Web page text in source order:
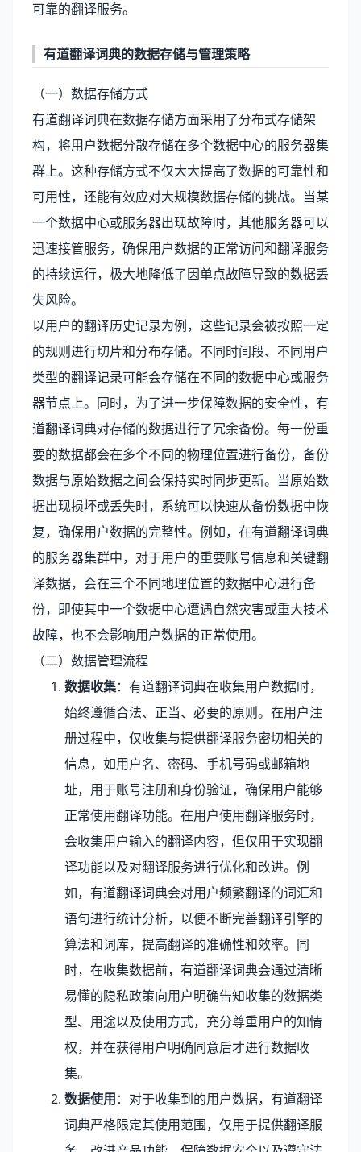
可靠的翻译服务。
有道翻译词典的数据存储与管理策略
（一）数据存储方式
有道翻译词典在数据存储方面采用了分布式存储架
构，将用户数据分散存储在多个数据中心的服务器集
群上。这种存储方式不仅大大提高了数据的可靠性和
可用性，还能有效应对大规模数据存储的挑战。当某
一个数据中心或服务器出现故障时，其他服务器可以
迅速接管服务，确保用户数据的正常访问和翻译服务
的持续运行，极大地降低了因单点故障导致的数据丢
失风险。
以用户的翻译历史记录为例，这些记录会被按照一定
的规则进行切片和分布存储。不同时间段、不同用户
类型的翻译记录可能会存储在不同的数据中心或服务
器节点上。同时，为了进一步保障数据的安全性，有
道翻译词典对存储的数据进行了冗余备份。每一份重
要的数据都会在多个不同的物理位置进行备份，备份
数据与原始数据之间会保持实时同步更新。当原始数
据出现损坏或丢失时，系统可以快速从备份数据中恢
复，确保用户数据的完整性。例如，在有道翻译词典
的服务器集群中，对于用户的重要账号信息和关键翻
译数据，会在三个不同地理位置的数据中心进行备
份，即使其中一个数据中心遭遇自然灾害或重大技术
故障，也不会影响用户数据的正常使用。
（二）数据管理流程
数据收集：有道翻译词典在收集用户数据时，
始终遵循合法、正当、必要的原则。在用户注
册过程中，仅收集与提供翻译服务密切相关的
信息，如用户名、密码、手机号码或邮箱地
址，用于账号注册和身份验证，确保用户能够
正常使用翻译功能。在用户使用翻译服务时，
会收集用户输入的翻译内容，但仅用于实现翻
译功能以及对翻译服务进行优化和改进。例
如，有道翻译词典会对用户频繁翻译的词汇和
语句进行统计分析，以便不断完善翻译引擎的
算法和词库，提高翻译的准确性和效率。同
时，在收集数据前，有道翻译词典会通过清晰
易懂的隐私政策向用户明确告知收集的数据类
型、用途以及使用方式，充分尊重用户的知情
权，并在获得用户明确同意后才进行数据收
集。
数据使用：对于收集到的用户数据，有道翻译
词典严格限定其使用范围，仅用于提供翻译服